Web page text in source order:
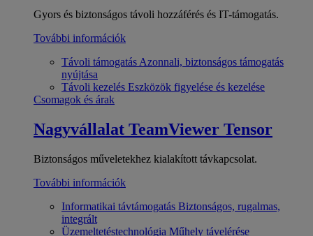
Gyors és biztonságos távoli hozzáférés és IT-támogatás.
További információk
Távoli támogatás Azonnali, biztonságos támogatás
nyújtása
Távoli kezelés Eszközök figyelése és kezelése
Csomagok és árak
Nagyvállalat TeamViewer Tensor
Biztonságos műveletekhez kialakított távkapcsolat.
További információk
Informatikai távtámogatás Biztonságos, rugalmas,
integrált
Üzemeltetéstechnológia Műhely távelérése